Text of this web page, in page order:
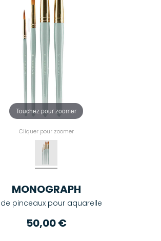
Touchez pour zoomer
Cliquer pour zoomer
MONOGRAPH
de pinceaux pour aquarelle
50,00 €